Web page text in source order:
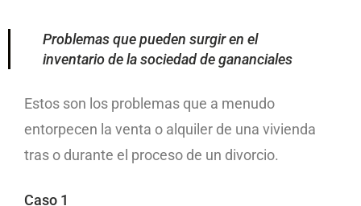
Problemas que pueden surgir en el
inventario de la sociedad de gananciales
Estos son los problemas que a menudo
entorpecen la venta o alquiler de una vivienda
tras o durante el proceso de un divorcio.
Caso 1